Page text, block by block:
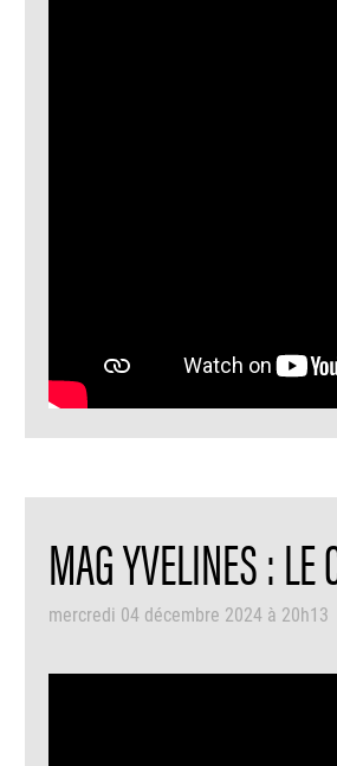
MAG YVELINES : LE
mercredi 04 décembre 2024 à 20h13